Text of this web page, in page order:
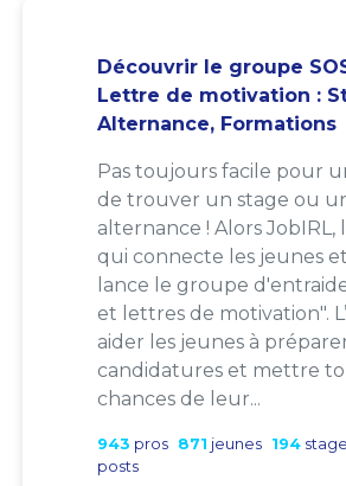
Découvrir le groupe
Lettre de motivation :
Alternance, Formations
Pas toujours facile pour
de trouver un stage ou
alternance ! Alors JobIRL,
qui connecte les jeunes
lance le groupe
et lettres de motivation".
aider les jeunes à
candidatures et mettre
chances de leur...
943 pros 871 jeunes 194
posts